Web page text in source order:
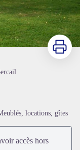
en plein écran
Imprimer
locations, gîtes
accès hors